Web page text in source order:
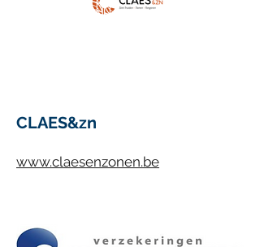
CLAES&zn
www.claesenzonen.be